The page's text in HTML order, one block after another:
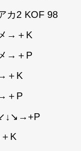
カ2 KOF 98
→＋K
→＋P
K
P
K